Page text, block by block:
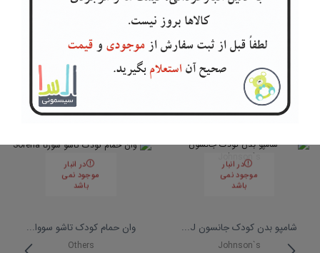
نیاز به کمک و راهنمایی دارید؟
محصولات مرتبط
در انبار
موجود نمی
باشد
شامپو بدن کودک جانسون J...
Johnson`s
در انبار
موجود نمی
باشد
وان حمام کودک تاشو سووا...
Others